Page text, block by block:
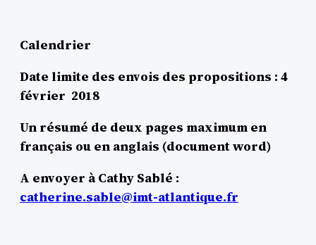
Calendrier
Date limite des envois des propositions : 4
février 2018
Un résumé de deux pages maximum en
français ou en anglais (document word)
A envoyer à Cathy Sablé :
catherine.sable@imt-atlantique.fr